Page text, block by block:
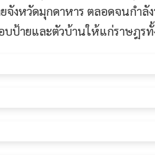
จังหวัดมุกดาหาร ตลอดจนกำ
ป้ายและตัวบ้านให้แก่ราษฎร